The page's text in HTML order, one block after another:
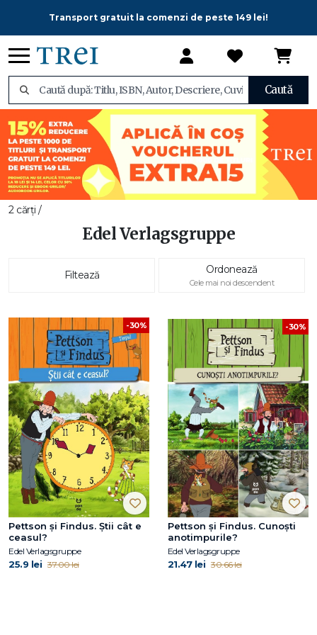
Transport gratuit la comenzi de peste 149 lei!
Caută
2 cărți /
Edel Verlagsgruppe
Filtează Ordonează
Cele mai noi descendent
-30%
Pettson și Findus. Știi cât e
ceasul?
Edel Verlagsgruppe
25.9 lei 37.00 lei
-30%
Pettson și Findus. Cunoști
anotimpurile?
Edel Verlagsgruppe
21.47 lei 30.66 lei